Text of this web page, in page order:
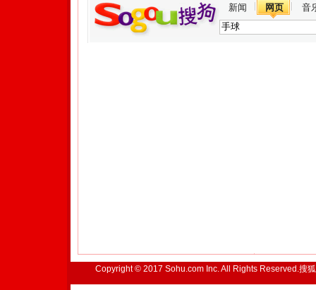
新闻 网页 音
Copyright © 2017 Sohu.com Inc. All Rights Reserved.搜